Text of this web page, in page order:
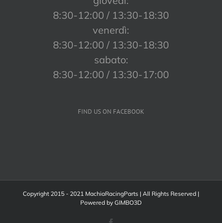
8:30-12:00 / 13:30-18:30
venerdì:
8:30-12:00 / 13:30-18:30
sabato:
8:30-12:00 / 13:30-17:00
FIND US ON FACEBOOK
Copyright 2015 - 2021 MachiaRacingParts | All Rights Reserved |
Powered by GIMBO3D